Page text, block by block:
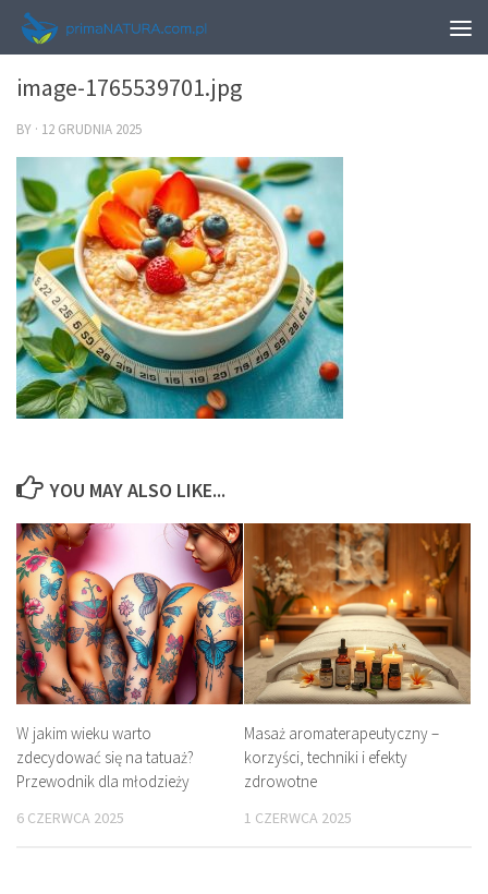
0
image-1765539701.jpg
BY · 12 GRUDNIA 2025
YOU MAY ALSO LIKE...
W jakim wieku warto
zdecydować się na tatuaż?
Przewodnik dla młodzieży
6 CZERWCA 2025
Masaż aromaterapeutyczny –
korzyści, techniki i efekty
zdrowotne
1 CZERWCA 2025